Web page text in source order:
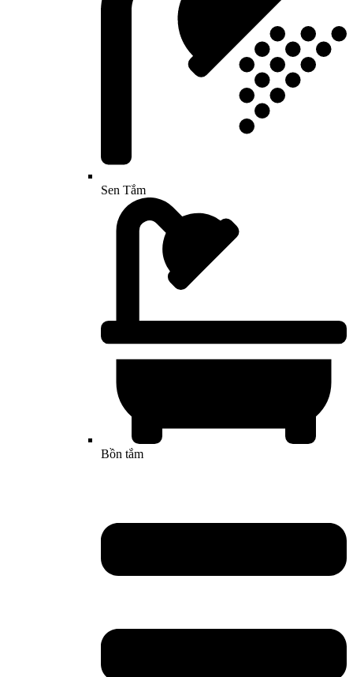
Sen Tắm
Bồn tắm